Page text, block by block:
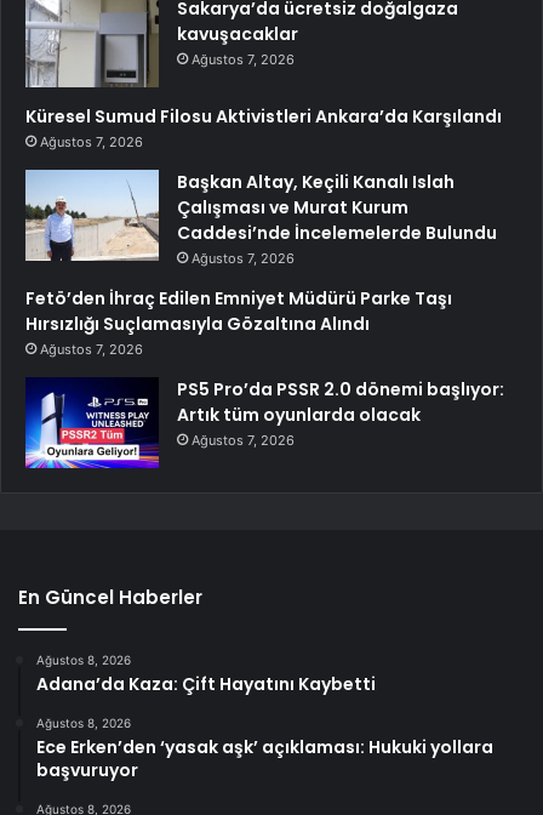
Sakarya’da ücretsiz doğalgaza
kavuşacaklar
Ağustos 7, 2026
Küresel Sumud Filosu Aktivistleri Ankara’da Karşılandı
Ağustos 7, 2026
Başkan Altay, Keçili Kanalı Islah
Çalışması ve Murat Kurum
Caddesi’nde İncelemelerde Bulundu
Ağustos 7, 2026
Fetö’den İhraç Edilen Emniyet Müdürü Parke Taşı
Hırsızlığı Suçlamasıyla Gözaltına Alındı
Ağustos 7, 2026
PS5 Pro’da PSSR 2.0 dönemi başlıyor:
Artık tüm oyunlarda olacak
Ağustos 7, 2026
En Güncel Haberler
Ağustos 8, 2026
Adana’da Kaza: Çift Hayatını Kaybetti
Ağustos 8, 2026
Ece Erken’den ‘yasak aşk’ açıklaması: Hukuki yollara
başvuruyor
Ağustos 8, 2026